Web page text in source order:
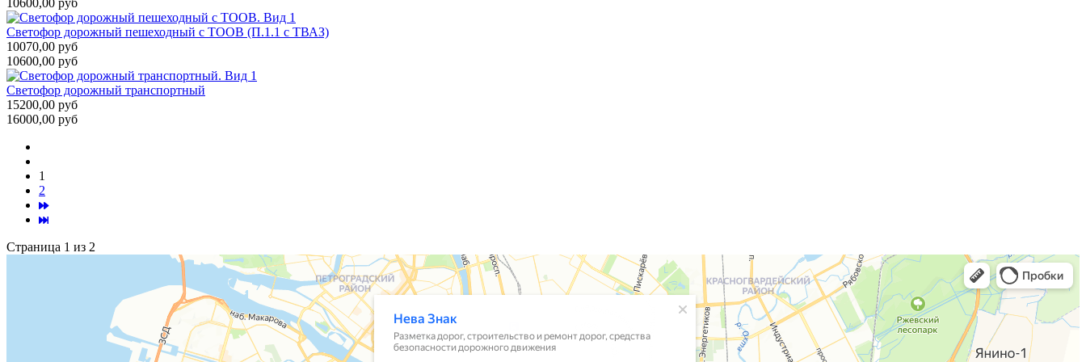
10600,00 руб
Светофор дорожный пешеходный с ТООВ (П.1.1 с ТВАЗ)
10070,00 руб
10600,00 руб
Светофор дорожный транспортный
15200,00 руб
16000,00 руб
1
2
Страница 1 из 2